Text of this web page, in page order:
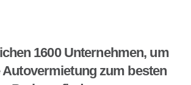
1600 Unternehmen, um
Autovermietung zum besten